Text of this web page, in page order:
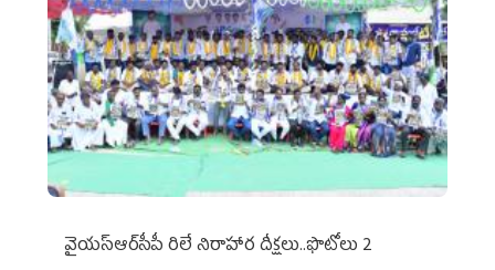
వైయ‌స్ఆర్‌సీపీ రిలే నిరాహార దీక్షలు..ఫొటోలు 2